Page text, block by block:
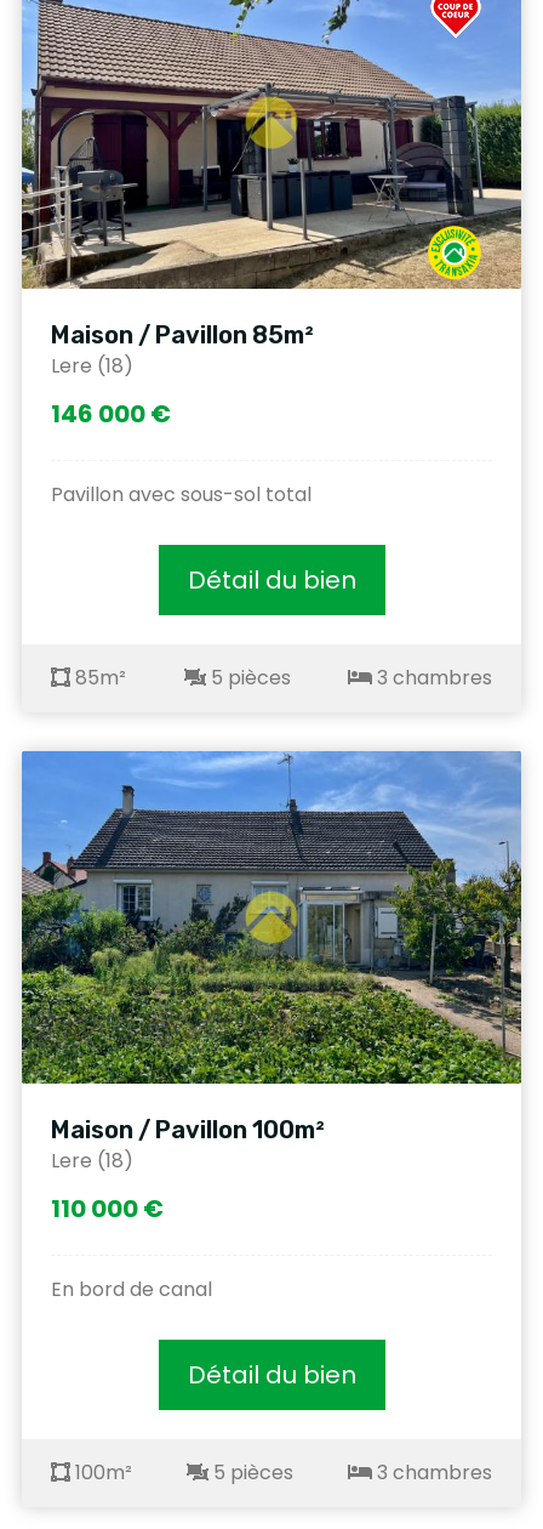
Maison / Pavillon 85m²
Lere (18)
146 000 €
Pavillon avec sous-sol total
Détail du bien
85m² 5 pièces 3 chambres
Maison / Pavillon 100m²
Lere (18)
110 000 €
En bord de canal
Détail du bien
100m² 5 pièces 3 chambres